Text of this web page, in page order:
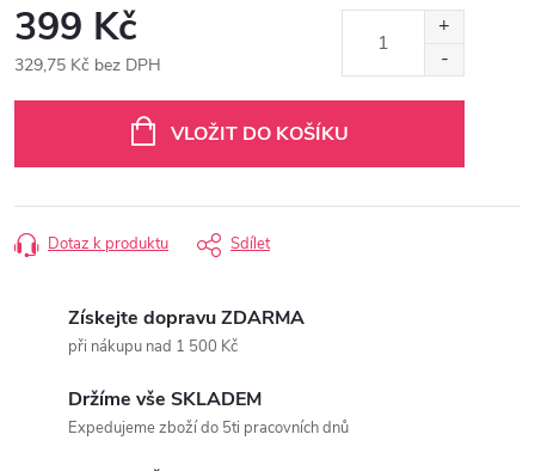
399 Kč
329,75 Kč bez DPH
VLOŽIT DO KOŠÍKU
Dotaz k produktu Sdílet
Získejte dopravu ZDARMA
při nákupu nad 1 500 Kč
Držíme vše SKLADEM
Expedujeme zboží do 5ti pracovních dnů